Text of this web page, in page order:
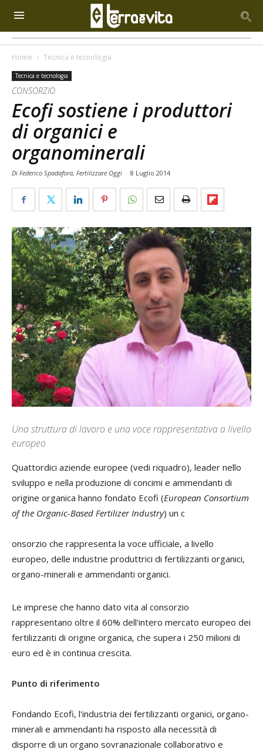
Home Tecnica e tecnologia
Tecnica e tecnologia
CONSORZIO
Ecofi sostiene i produttori
di organici e
organominerali
Di Federico Spadafora, Fertilizzare Oggi - 8 Luglio 2014
Una struttura di lavoro e una voce rappresentativa a livello
europeo
Quattordici aziende europee (vedi riquadro), leader nello
sviluppo e nella produzione di concimi e ammendanti di
origine organica hanno fondato Ecofi (European Consortium
of the Organic-Based Fertilizer Industry) un c
onsorzio che rappresenta la voce ufficiale, a livello
europeo, delle industrie produttrici di fertilizzanti organici,
organo-minerali e ammendanti organici.
Le imprese che hanno dato vita al consorzio
rappresentano oltre il 60% dell'intero mercato europeo dei
fertilizzanti di origine organica, che supera i 250 milioni di
euro ed è in continua crescita.
Punto di riferimento
Fondando Ecofi, l'industria dei fertilizzanti organici, organo-
minerali e ammendanti ha risposto alla necessità di
disporre di un organo sovranazionale collaborativo e